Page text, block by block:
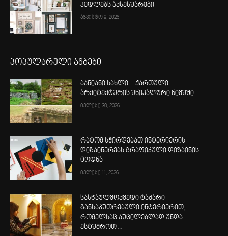
კედლებს აქსესუარები
აგვისტო 9, 2026
პოპულარული ამბები
ბანიანი სახლი – ქართული
არქიტექტურის უნიკალური ნიმუში
ივლისი 30, 2026
რატომ სჭირდებათ ინტერიერის
დიზაინერებს გრაფიკული დიზაინის
ცოდნა
ივლისი 11, 2026
სასწაულმოქმედი ტაძარი
განსაკუთრებული ინტერიერით,
რომელსაც აუცილებლად უნდა
ესტუმროთ…